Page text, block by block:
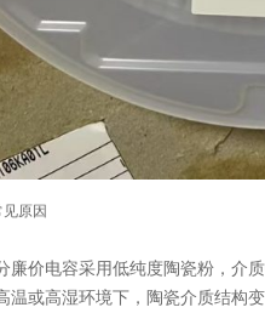
见原因
廉价电容采用低纯度陶瓷粉，介
温或高湿环境下，陶瓷介质结构